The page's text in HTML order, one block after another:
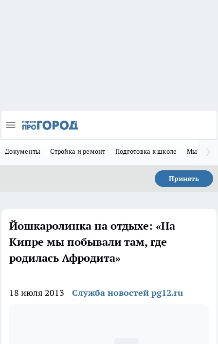
Документы Стройка и ремонт Подготовка к школе Мы в MAX
Принять
Йошкаролинка на отдыхе: «На
Кипре мы побывали там, где
родилась Афродита»
18 июля 2013 Служба новостей pg12.ru